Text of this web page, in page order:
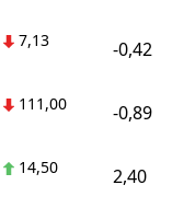
7,13 -0,42
111,00 -0,89
14,50 2,40